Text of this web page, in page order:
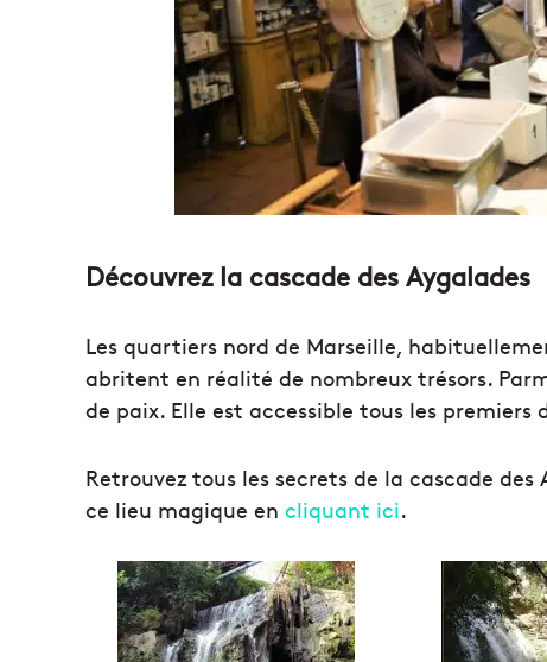
Découvrez la cascade des Aygalades
Les quartiers nord de Marseille,
abritent en réalité de nombreux trésors.
de paix. Elle est accessible tous les premiers
Retrouvez tous les secrets de la cascade
ce lieu magique en cliquant ici.